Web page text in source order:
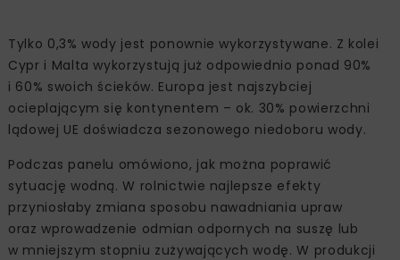
Tylko 0,3% wody jest ponownie wykorzystywane. Z kolei
Cypr i Malta wykorzystują już odpowiednio ponad 90%
i 60% swoich ścieków. Europa jest najszybciej
ocieplającym się kontynentem – ok. 30% powierzchni
lądowej UE doświadcza sezonowego niedoboru wody.
Podczas panelu omówiono, jak można poprawić
sytuację wodną. W rolnictwie najlepsze efekty
przyniosłaby zmiana sposobu nawadniania upraw
oraz wprowadzenie odmian odpornych na suszę lub
w mniejszym stopniu zużywających wodę. W produkcji